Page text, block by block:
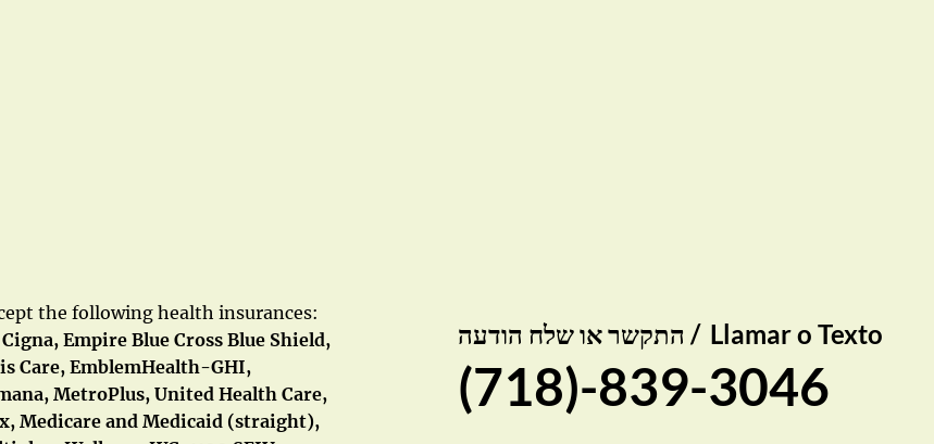
התקשר או שלח הודעה / Llamar o Texto
(718)-839-3046
the following health insurances:
Cigna, Empire Blue Cross Blue Shield,
Care, EmblemHealth-GHI,
MetroPlus, United Health Care,
Medicare and Medicaid (straight),